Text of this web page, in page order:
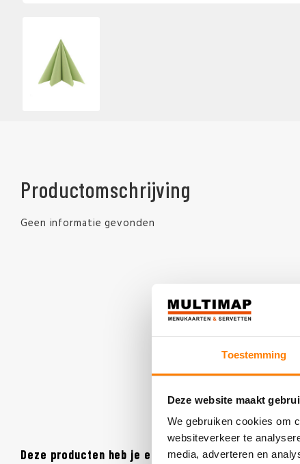
Toestemming
Deze website maakt
We gebruiken cookies om
websiteverkeer te
media, adverteren en
Productomschrijving
Geen informatie gevonden
Deze producten heb je eerder bekeken